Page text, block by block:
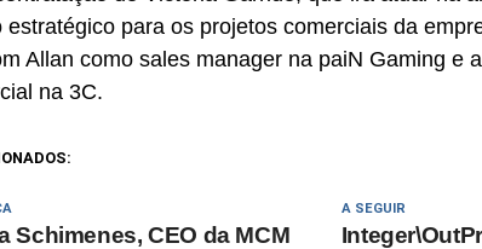
estratégico para os projetos comerciais da
Allan como sales manager na paiN Gaming e
na 3C.
A SEGUIR
Schimenes, CEO da MCM